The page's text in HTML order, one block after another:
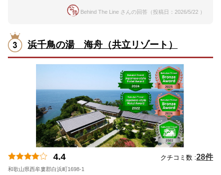
Behind The Line さんの回答（投稿日：2026/5/22 ）
浜千鳥の湯 海舟（共立リゾート）
4.4 クチコミ数 :28件
和歌山県西牟婁郡白浜町1698-1